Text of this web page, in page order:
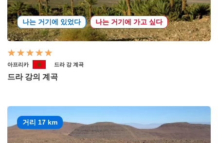
나는 거기에 있었다 나는 거기에 가고 싶다
아프리카 드라 강 계곡
드라 강의 계곡
거리 17 km